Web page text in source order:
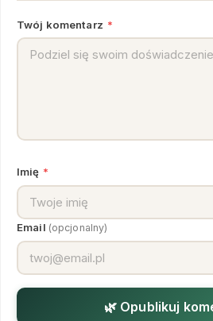
Twój komentarz *
Imię *
Email (opcjonalny)
🌿 Opublikuj